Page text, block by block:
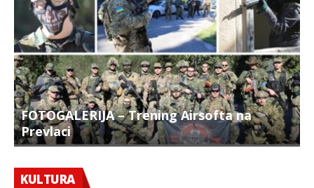
FOTOGALERIJA – Trening Airsofta na
Prevlaci
KULTURA